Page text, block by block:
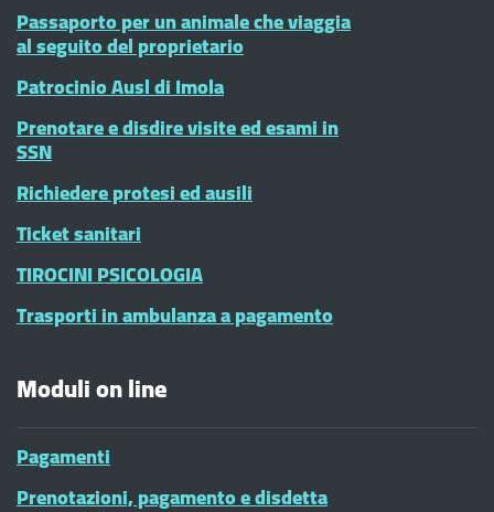
Passaporto per un animale che viaggia
al seguito del proprietario
Patrocinio Ausl di Imola
Prenotare e disdire visite ed esami in
SSN
Richiedere protesi ed ausili
Ticket sanitari
TIROCINI PSICOLOGIA
Trasporti in ambulanza a pagamento
Moduli on line
Pagamenti
Prenotazioni, pagamento e disdetta